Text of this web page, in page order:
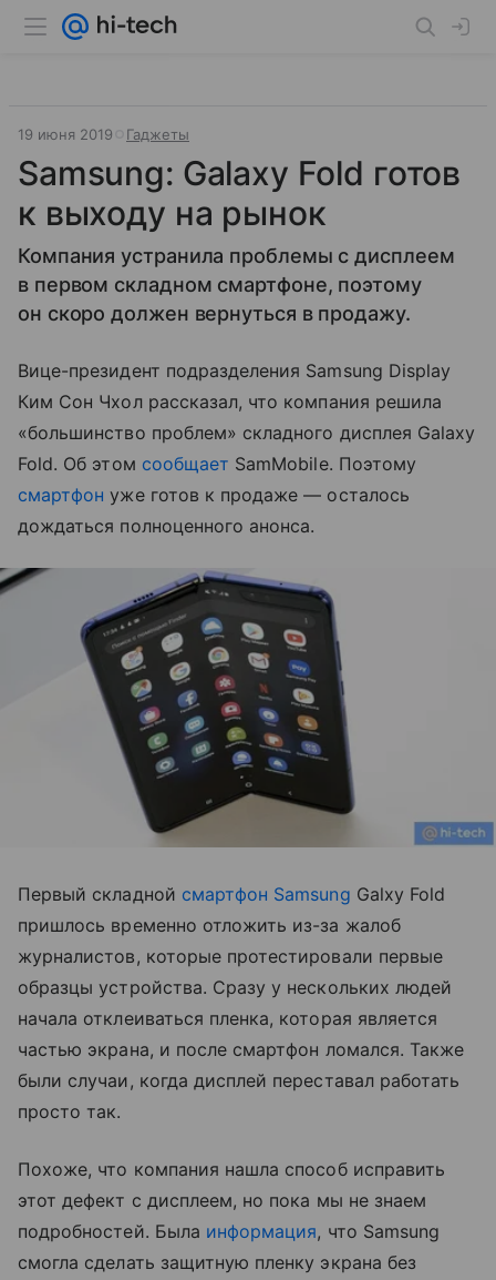
19 июня 2019 Гаджеты
Samsung: Galaxy Fold готов
к выходу на рынок
Компания устранила проблемы с дисплеем
в первом складном смартфоне, поэтому
он скоро должен вернуться в продажу.
Вице-президент подразделения Samsung Display
Ким Сон Чхол рассказал, что компания решила
«большинство проблем» складного дисплея Galaxy
Fold. Об этом сообщает SamMobile. Поэтому
смартфон уже готов к продаже — осталось
дождаться полноценного анонса.
Первый складной смартфон Samsung Galxy Fold
пришлось временно отложить из-за жалоб
журналистов, которые протестировали первые
образцы устройства. Сразу у нескольких людей
начала отклеиваться пленка, которая является
частью экрана, и после смартфон ломался. Также
были случаи, когда дисплей переставал работать
просто так.
Похоже, что компания нашла способ исправить
этот дефект с дисплеем, но пока мы не знаем
подробностей. Была информация, что Samsung
смогла сделать защитную пленку экрана без